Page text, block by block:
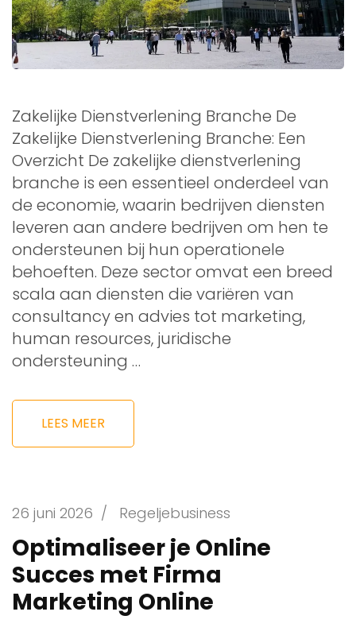
Zakelijke Dienstverlening Branche De
Zakelijke Dienstverlening Branche: Een
Overzicht De zakelijke dienstverlening
branche is een essentieel onderdeel van
de economie, waarin bedrijven diensten
leveren aan andere bedrijven om hen te
ondersteunen bij hun operationele
behoeften. Deze sector omvat een breed
scala aan diensten die variëren van
consultancy en advies tot marketing,
human resources, juridische
ondersteuning …
LEES MEER
26 juni 2026 / Regeljebusiness
Optimaliseer je Online
Succes met Firma
Marketing Online